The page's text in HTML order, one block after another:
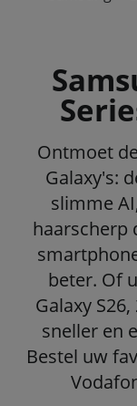
Ontmoet
Galaxy's:
slimme
haarscherp
beter. Of
Galaxy
sneller en
Bestel uw